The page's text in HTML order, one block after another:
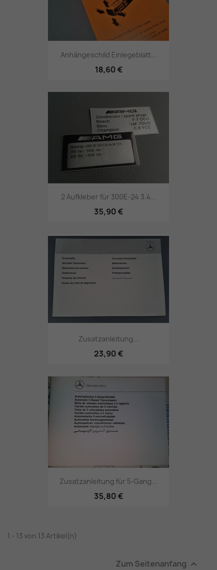
Anhängeschild Einlegeblatt...
18,60 €
2 Aufkleber für 300E-24 3.4...
35,90 €
Zusatzanleitung...
23,90 €
Zusatzanleitung für 5-Gang...
35,80 €
1 - 13 von 13 Artikel(n)
Zum Seitenanfang 